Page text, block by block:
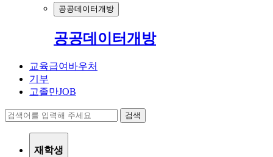
공공데이터개방
공공데이터개방
교육급여바우처
기부
고졸만JOB
검색
재학생